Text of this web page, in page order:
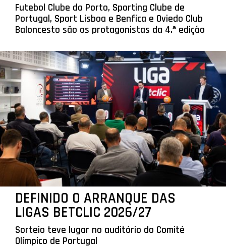
Futebol Clube do Porto, Sporting Clube de
Portugal, Sport Lisboa e Benfica e Oviedo Club
Baloncesto são os protagonistas da 4.ª edição
DEFINIDO O ARRANQUE DAS
LIGAS BETCLIC 2026/27
Sorteio teve lugar no auditório do Comité
Olímpico de Portugal